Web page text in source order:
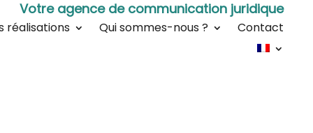
Votre agence de communication juridique
réalisations Qui sommes-nous ? Contact